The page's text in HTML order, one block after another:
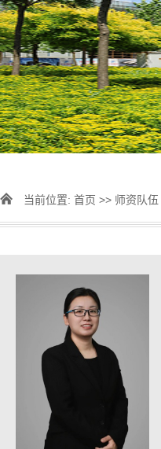
当前位置: 首页 >> 师资队伍